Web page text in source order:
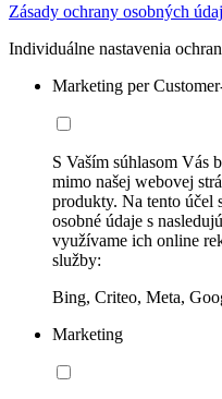
Zásady ochrany osobných
Individuálne nastavenia
Marketing per
S Vaším súhlasom Vás
mimo našej webovej
produkty. Na tento účel
osobné údaje s
využívame ich online
služby:
Bing, Criteo, Meta,
Marketing